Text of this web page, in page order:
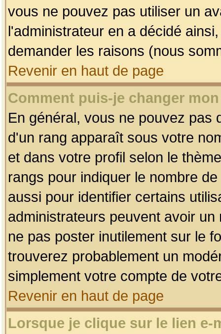
vous ne pouvez pas utiliser un
l'administrateur en a décidé
demander les raisons (nous
Revenir en haut de page
Comment puis-je changer
En général, vous ne pouvez pas
d'un rang apparaît sous votre
et dans votre profil selon le
rangs pour indiquer le nombre
aussi pour identifier certains
administrateurs peuvent avoir
ne pas poster inutilement sur le
trouverez probablement un
simplement votre compte de
Revenir en haut de page
Lorsque je clique sur le lien